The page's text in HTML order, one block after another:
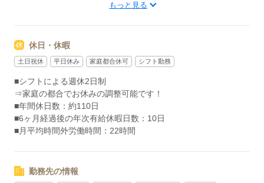
応募する
◆4tトラックドライバー
【1】12：30～23：30
【2】13：00～25：00
【3】3：00～13：30
※働きたいシフトは面接時にご相談ください！
月平均で約22時間の残業です。
1日あたりの配送件数は少なめで、
時間に追われる配送も少ないので
もっと見る
休日・休暇
土日祝休 平日休み 家庭都合休可 シフト勤務
■シフトによる週休2日制
⇒家庭の都合でお休みの調整可能です！
■年間休日数：約110日
■6ヶ月経過後の年次有給休暇日数：10日
■月平均時間外労働時間：22時間
勤務先の情報